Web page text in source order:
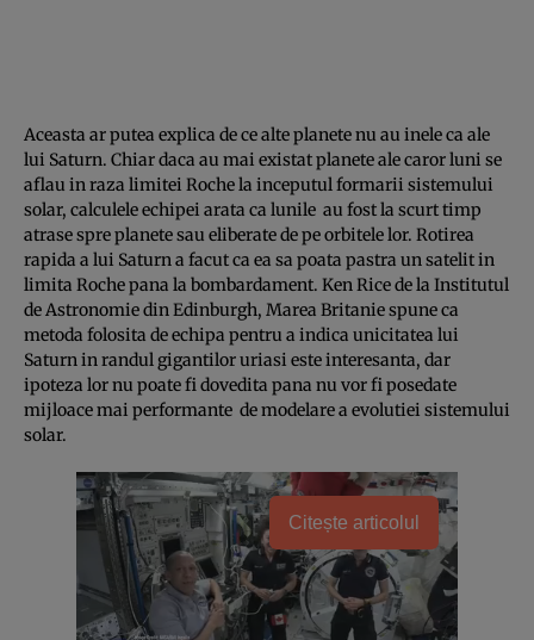
Aceasta ar putea explica de ce alte planete nu au inele ca ale
lui Saturn. Chiar daca au mai existat planete ale caror luni se
aflau in raza limitei Roche la inceputul formarii sistemului
solar, calculele echipei arata ca lunile au fost la scurt timp
atrase spre planete sau eliberate de pe orbitele lor. Rotirea
rapida a lui Saturn a facut ca ea sa poata pastra un satelit in
limita Roche pana la bombardament. Ken Rice de la Institutul
de Astronomie din Edinburgh, Marea Britanie spune ca
metoda folosita de echipa pentru a indica unicitatea lui
Saturn in randul gigantilor uriasi este interesanta, dar
ipoteza lor nu poate fi dovedita pana nu vor fi posedate
mijloace mai performante de modelare a evolutiei sistemului
solar.
Citește articolul